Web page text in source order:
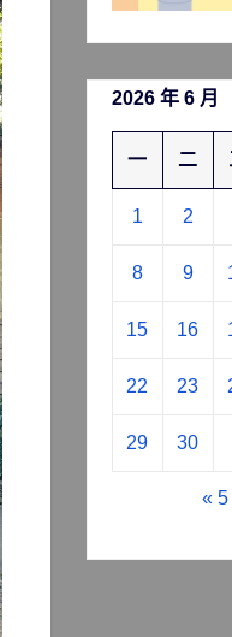
2026 年 6 月
一 二
1 2
8 9
15 16
22 23
29 30
« 5